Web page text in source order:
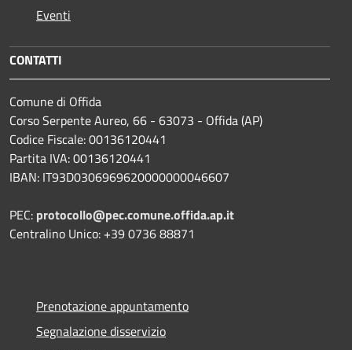
Eventi
CONTATTI
Comune di Offida
Corso Serpente Aureo, 66 - 63073 - Offida (AP)
Codice Fiscale: 00136120441
Partita IVA: 00136120441
IBAN: IT93D0306969620000000046607
PEC: protocollo@pec.comune.offida.ap.it
Centralino Unico: +39 0736 88871
Prenotazione appuntamento
Segnalazione disservizio